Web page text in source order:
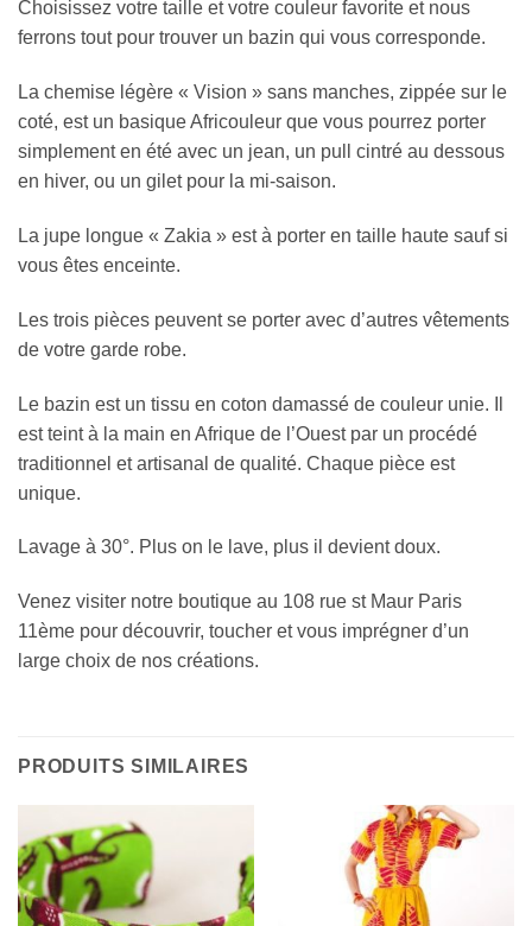
Choisissez votre taille et votre couleur favorite et nous
ferrons tout pour trouver un bazin qui vous corresponde.
La chemise légère « Vision » sans manches, zippée sur le
coté, est un basique Africouleur que vous pourrez porter
simplement en été avec un jean, un pull cintré au dessous
en hiver, ou un gilet pour la mi-saison.
La jupe longue « Zakia » est à porter en taille haute sauf si
vous êtes enceinte.
Les trois pièces peuvent se porter avec d’autres vêtements
de votre garde robe.
Le bazin est un tissu en coton damassé de couleur unie. Il
est teint à la main en Afrique de l’Ouest par un procédé
traditionnel et artisanal de qualité. Chaque pièce est
unique.
Lavage à 30°. Plus on le lave, plus il devient doux.
Venez visiter notre boutique au 108 rue st Maur Paris
11ème pour découvrir, toucher et vous imprégner d’un
large choix de nos créations.
PRODUITS SIMILAIRES